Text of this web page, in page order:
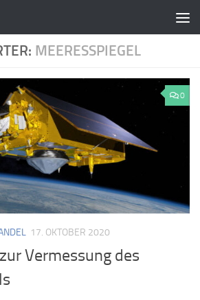
MEERESSPIEGEL
0
17. OKTOBER 2020
Vermessung des